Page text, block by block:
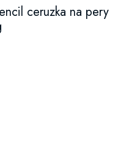
ceruzka na pery